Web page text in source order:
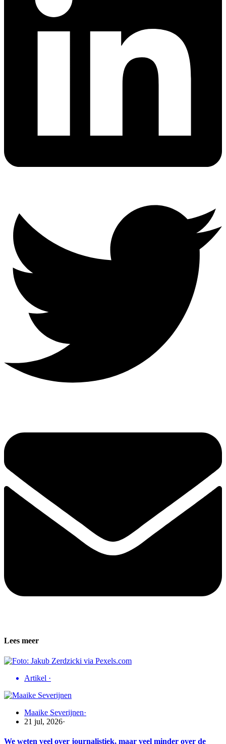
Lees meer
Artikel ·
Maaike Severijnen·
21 jul, 2026·
We weten veel over journalistiek, maar veel minder over de